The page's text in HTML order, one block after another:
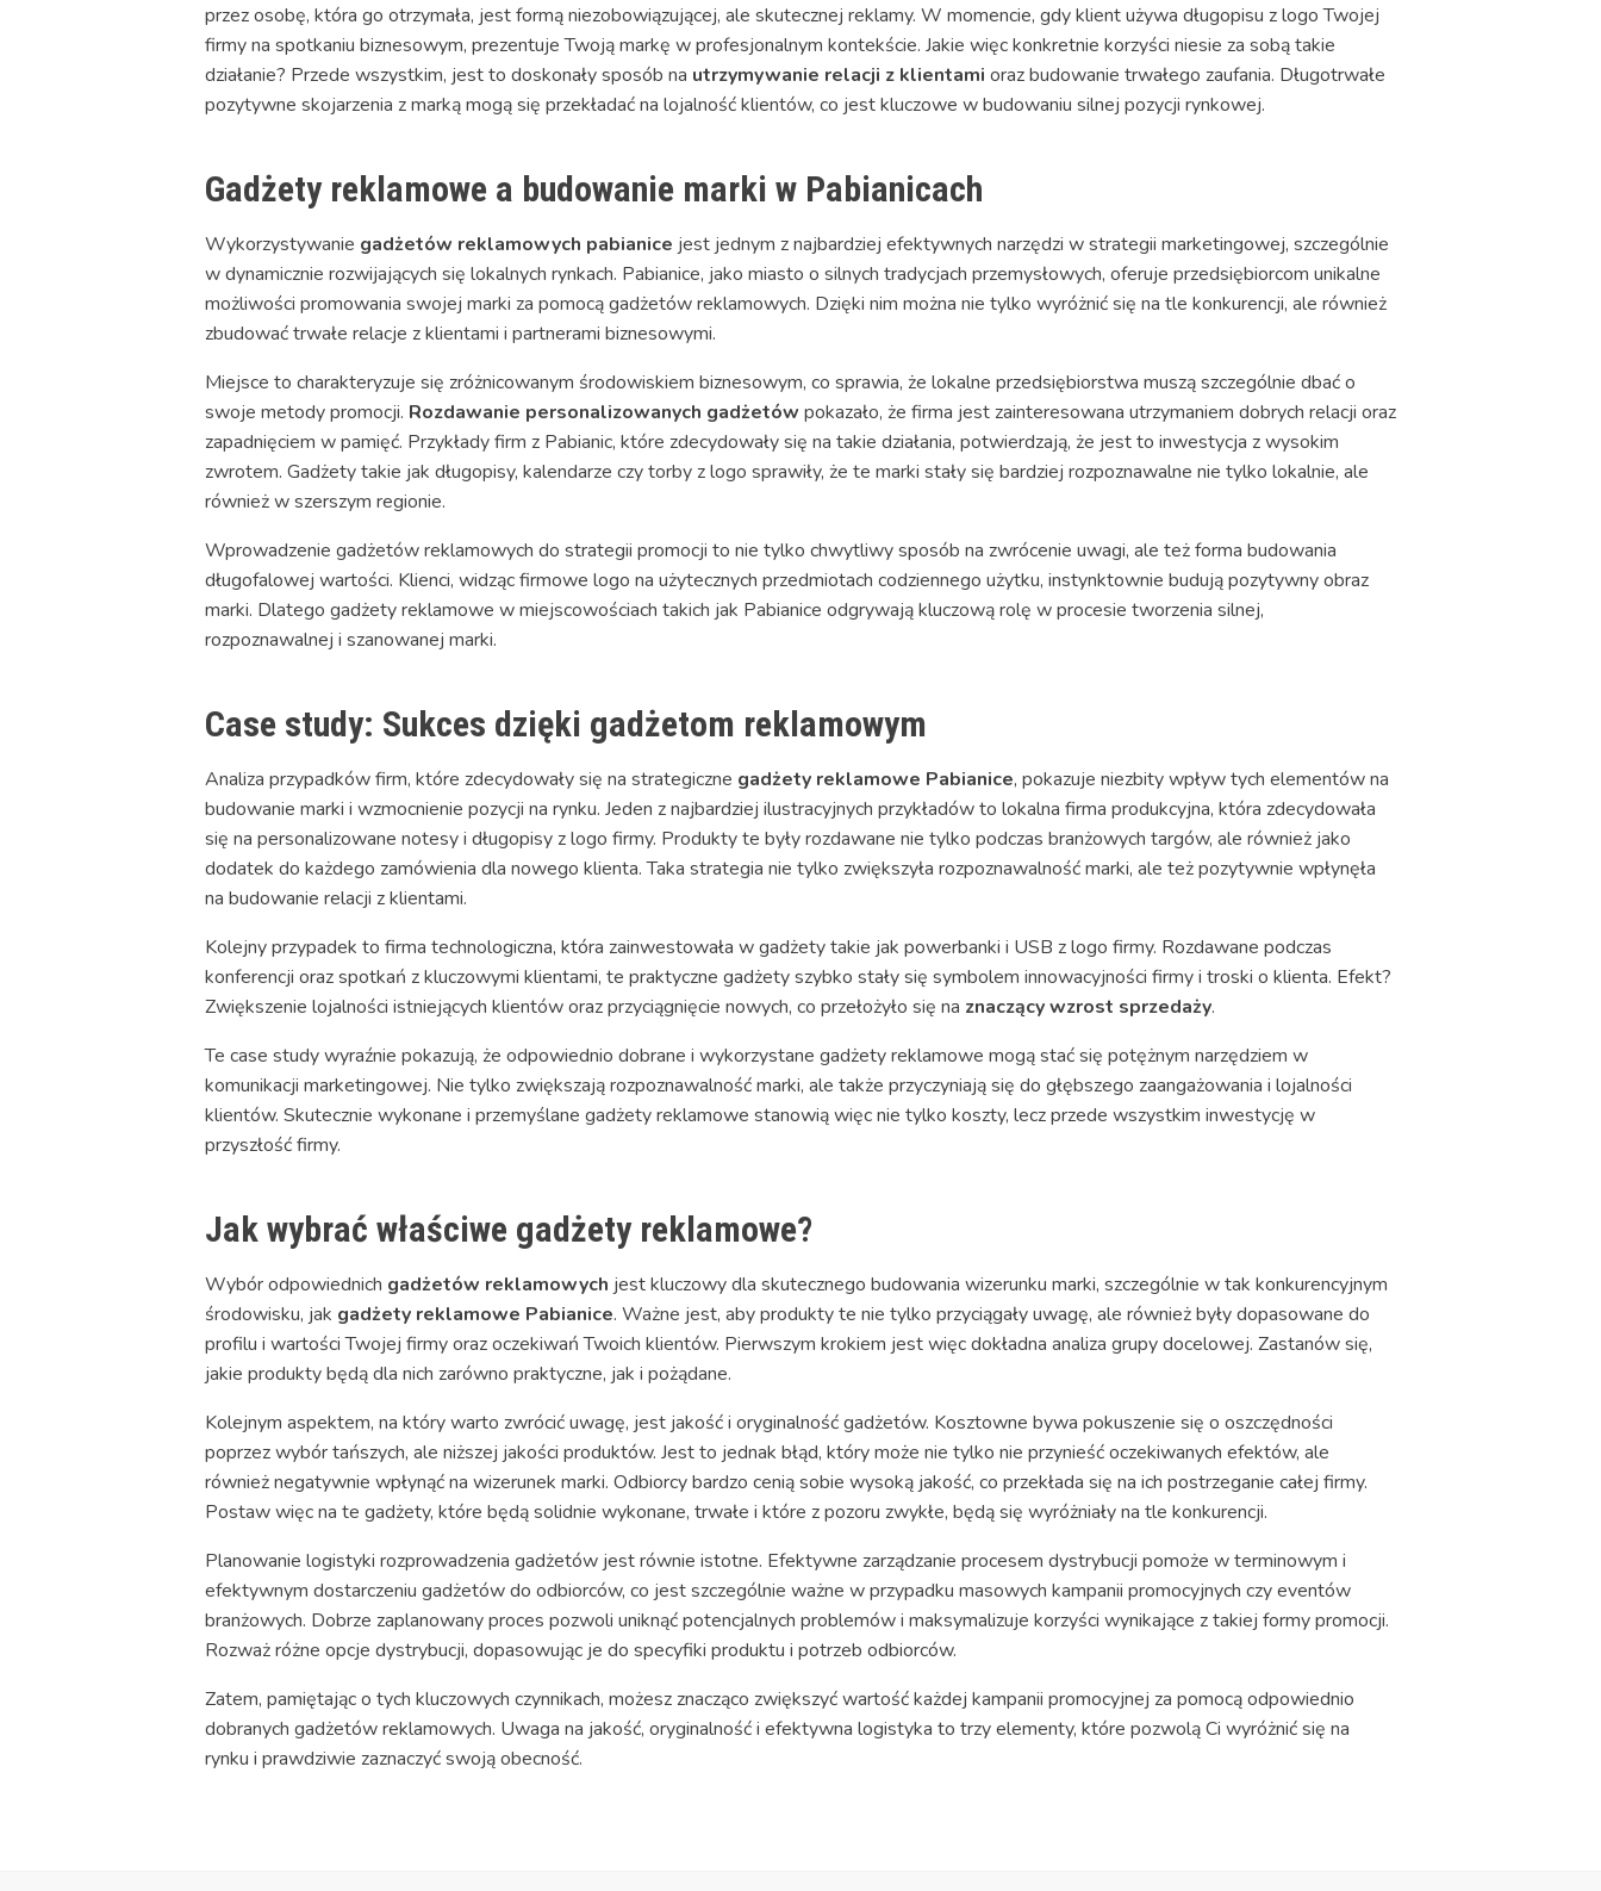
przez osobę, która go otrzymała, jest formą niezobowiązującej, ale skutecznej reklamy. W momencie, gdy klient używa długopisu z logo Twojej
firmy na spotkaniu biznesowym, prezentuje Twoją markę w profesjonalnym kontekście. Jakie więc konkretnie korzyści niesie za sobą takie
działanie? Przede wszystkim, jest to doskonały sposób na utrzymywanie relacji z klientami oraz budowanie trwałego zaufania. Długotrwałe
pozytywne skojarzenia z marką mogą się przekładać na lojalność klientów, co jest kluczowe w budowaniu silnej pozycji rynkowej.
Gadżety reklamowe a budowanie marki w Pabianicach
Wykorzystywanie gadżetów reklamowych pabianice jest jednym z najbardziej efektywnych narzędzi w strategii marketingowej, szczególnie
w dynamicznie rozwijających się lokalnych rynkach. Pabianice, jako miasto o silnych tradycjach przemysłowych, oferuje przedsiębiorcom unikalne
możliwości promowania swojej marki za pomocą gadżetów reklamowych. Dzięki nim można nie tylko wyróżnić się na tle konkurencji, ale również
zbudować trwałe relacje z klientami i partnerami biznesowymi.
Miejsce to charakteryzuje się zróżnicowanym środowiskiem biznesowym, co sprawia, że lokalne przedsiębiorstwa muszą szczególnie dbać o
swoje metody promocji. Rozdawanie personalizowanych gadżetów pokazało, że firma jest zainteresowana utrzymaniem dobrych relacji oraz
zapadnięciem w pamięć. Przykłady firm z Pabianic, które zdecydowały się na takie działania, potwierdzają, że jest to inwestycja z wysokim
zwrotem. Gadżety takie jak długopisy, kalendarze czy torby z logo sprawiły, że te marki stały się bardziej rozpoznawalne nie tylko lokalnie, ale
również w szerszym regionie.
Wprowadzenie gadżetów reklamowych do strategii promocji to nie tylko chwytliwy sposób na zwrócenie uwagi, ale też forma budowania
długofalowej wartości. Klienci, widząc firmowe logo na użytecznych przedmiotach codziennego użytku, instynktownie budują pozytywny obraz
marki. Dlatego gadżety reklamowe w miejscowościach takich jak Pabianice odgrywają kluczową rolę w procesie tworzenia silnej,
rozpoznawalnej i szanowanej marki.
Case study: Sukces dzięki gadżetom reklamowym
Analiza przypadków firm, które zdecydowały się na strategiczne gadżety reklamowe Pabianice, pokazuje niezbity wpływ tych elementów na
budowanie marki i wzmocnienie pozycji na rynku. Jeden z najbardziej ilustracyjnych przykładów to lokalna firma produkcyjna, która zdecydowała
się na personalizowane notesy i długopisy z logo firmy. Produkty te były rozdawane nie tylko podczas branżowych targów, ale również jako
dodatek do każdego zamówienia dla nowego klienta. Taka strategia nie tylko zwiększyła rozpoznawalność marki, ale też pozytywnie wpłynęła
na budowanie relacji z klientami.
Kolejny przypadek to firma technologiczna, która zainwestowała w gadżety takie jak powerbanki i USB z logo firmy. Rozdawane podczas
konferencji oraz spotkań z kluczowymi klientami, te praktyczne gadżety szybko stały się symbolem innowacyjności firmy i troski o klienta. Efekt?
Zwiększenie lojalności istniejących klientów oraz przyciągnięcie nowych, co przełożyło się na znaczący wzrost sprzedaży.
Te case study wyraźnie pokazują, że odpowiednio dobrane i wykorzystane gadżety reklamowe mogą stać się potężnym narzędziem w
komunikacji marketingowej. Nie tylko zwiększają rozpoznawalność marki, ale także przyczyniają się do głębszego zaangażowania i lojalności
klientów. Skutecznie wykonane i przemyślane gadżety reklamowe stanowią więc nie tylko koszty, lecz przede wszystkim inwestycję w
przyszłość firmy.
Jak wybrać właściwe gadżety reklamowe?
Wybór odpowiednich gadżetów reklamowych jest kluczowy dla skutecznego budowania wizerunku marki, szczególnie w tak konkurencyjnym
środowisku, jak gadżety reklamowe Pabianice. Ważne jest, aby produkty te nie tylko przyciągały uwagę, ale również były dopasowane do
profilu i wartości Twojej firmy oraz oczekiwań Twoich klientów. Pierwszym krokiem jest więc dokładna analiza grupy docelowej. Zastanów się,
jakie produkty będą dla nich zarówno praktyczne, jak i pożądane.
Kolejnym aspektem, na który warto zwrócić uwagę, jest jakość i oryginalność gadżetów. Kosztowne bywa pokuszenie się o oszczędności
poprzez wybór tańszych, ale niższej jakości produktów. Jest to jednak błąd, który może nie tylko nie przynieść oczekiwanych efektów, ale
również negatywnie wpłynąć na wizerunek marki. Odbiorcy bardzo cenią sobie wysoką jakość, co przekłada się na ich postrzeganie całej firmy.
Postaw więc na te gadżety, które będą solidnie wykonane, trwałe i które z pozoru zwykłe, będą się wyróżniały na tle konkurencji.
Planowanie logistyki rozprowadzenia gadżetów jest równie istotne. Efektywne zarządzanie procesem dystrybucji pomoże w terminowym i
efektywnym dostarczeniu gadżetów do odbiorców, co jest szczególnie ważne w przypadku masowych kampanii promocyjnych czy eventów
branżowych. Dobrze zaplanowany proces pozwoli uniknąć potencjalnych problemów i maksymalizuje korzyści wynikające z takiej formy promocji.
Rozważ różne opcje dystrybucji, dopasowując je do specyfiki produktu i potrzeb odbiorców.
Zatem, pamiętając o tych kluczowych czynnikach, możesz znacząco zwiększyć wartość każdej kampanii promocyjnej za pomocą odpowiednio
dobranych gadżetów reklamowych. Uwaga na jakość, oryginalność i efektywna logistyka to trzy elementy, które pozwolą Ci wyróżnić się na
rynku i prawdziwie zaznaczyć swoją obecność.